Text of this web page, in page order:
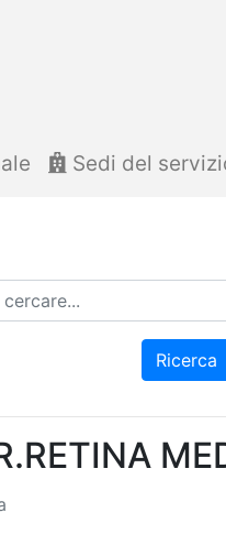
Sedi del
Ricerca